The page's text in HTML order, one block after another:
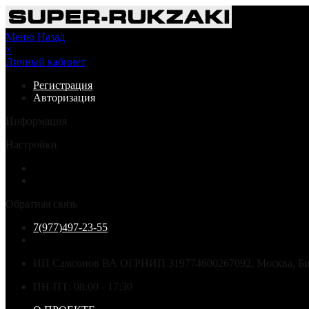
Меню Назад
×
Личный кабинет
Регистрация
Авторизация
Информация
Настройки
Обратная связь
7(977)497-23-55
ИП Самсонов ВА ОГРНИП 319774600267092, Москва,
ПН-ПТ: 08:00 - 17:30